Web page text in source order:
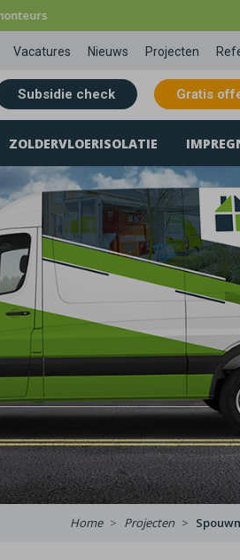
Vacatures Nieuws Projecten
Subsidie check Gratis
ZOLDERVLOERISOLATIE
Home Projecten